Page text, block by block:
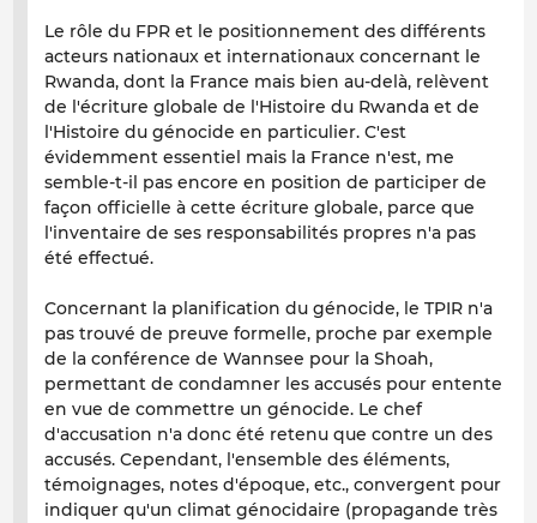
Le rôle du FPR et le positionnement des différents
acteurs nationaux et internationaux concernant le
Rwanda, dont la France mais bien au-delà, relèvent
de l'écriture globale de l'Histoire du Rwanda et de
l'Histoire du génocide en particulier. C'est
évidemment essentiel mais la France n'est, me
semble-t-il pas encore en position de participer de
façon officielle à cette écriture globale, parce que
l'inventaire de ses responsabilités propres n'a pas
été effectué.
Concernant la planification du génocide, le TPIR n'a
pas trouvé de preuve formelle, proche par exemple
de la conférence de Wannsee pour la Shoah,
permettant de condamner les accusés pour entente
en vue de commettre un génocide. Le chef
d'accusation n'a donc été retenu que contre un des
accusés. Cependant, l'ensemble des éléments,
témoignages, notes d'époque, etc., convergent pour
indiquer qu'un climat génocidaire (propagande très